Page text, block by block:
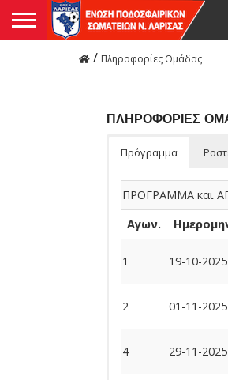
/ Πληροφορίες Ομάδας
ΠΛΗΡΟΦΟΡΙΕΣ
Πρόγραμμα
ΠΡΟΓΡΑΜΜΑ και
Αγων.
1 19-10-2025
2 01-11-2025
4 29-11-2025